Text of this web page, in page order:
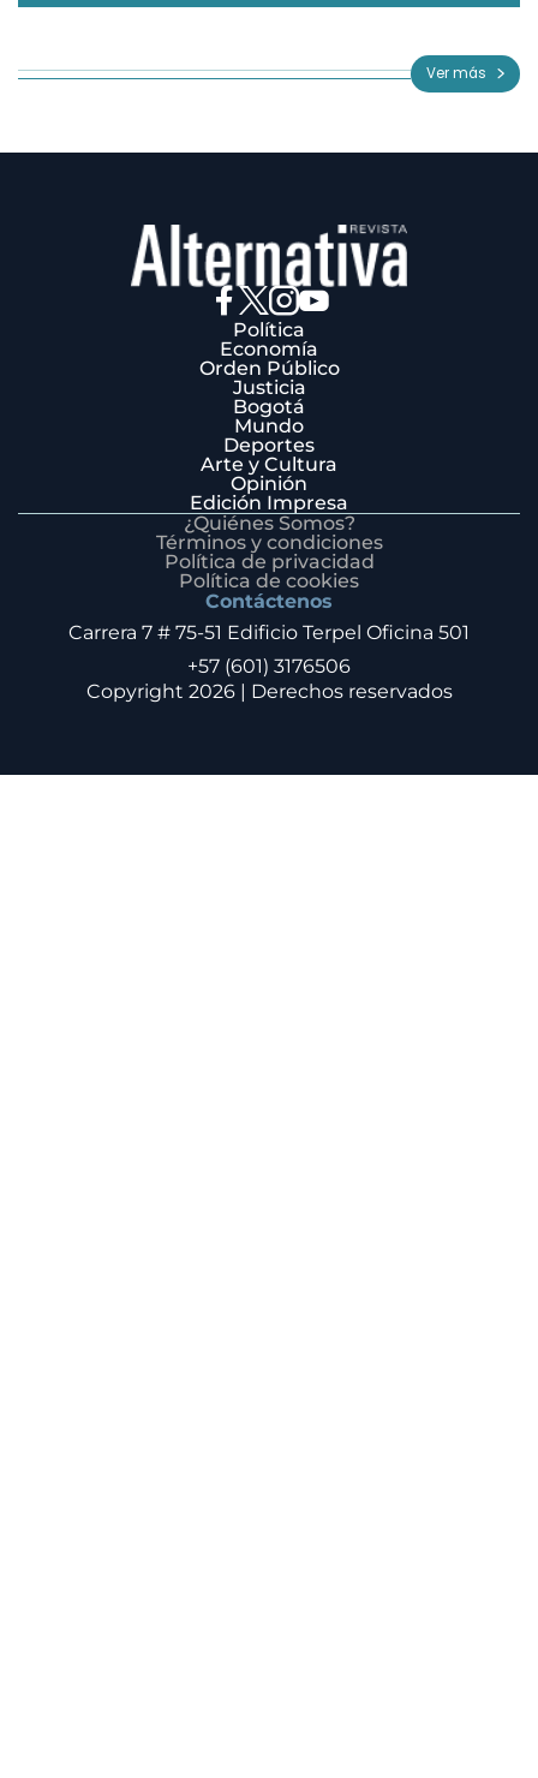
3
Ver más
Política
Economía
Orden Público
Justicia
Bogotá
Mundo
Deportes
Arte y Cultura
Opinión
Edición Impresa
¿Quiénes Somos?
Términos y condiciones
Política de privacidad
Política de cookies
Contáctenos
Carrera 7 # 75-51 Edificio Terpel Oficina 501
+57 (601) 3176506
Copyright 2026 | Derechos reservados